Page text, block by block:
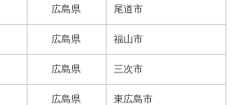
広島県 尾道市
広島県 福山市
広島県 三次市
広島県 東広島市